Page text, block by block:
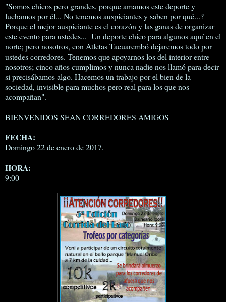
"Somos chicos pero grandes, porque amamos este deporte y
luchamos por él... No tenemos auspiciantes y saben por qué...?
Porque el mejor auspiciante es el corazón y las ganas de organizar
este evento para ustedes... Un deporte chico para algunos aquí en el
norte; pero nosotros, con Atletas Tacuarembó dejaremos todo por
ustedes corredores. Tenemos que apoyarnos los del interior entre
nosotros; cinco años cumplimos y nunca nadie nos llamó para decir
si precisábamos algo. Hacemos un trabajo por el bien de la
sociedad, invisible para muchos pero real para los que nos
acompañan".
BIENVENIDOS SEAN CORREDORES AMIGOS
FECHA:
Domingo 22 de enero de 2017.
HORA:
9:00